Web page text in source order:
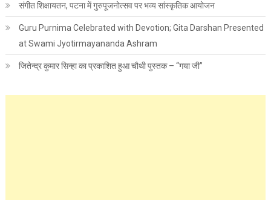
संगीत शिक्षायतन, पटना में गुरुपूजनोत्सव पर भव्य सांस्कृतिक आयोजन
Guru Purnima Celebrated with Devotion; Gita Darshan Presented
at Swami Jyotirmayananda Ashram
जितेन्द्र कुमार सिन्हा का प्रकाशित हुआ चौथी पुस्तक – “गया जी”